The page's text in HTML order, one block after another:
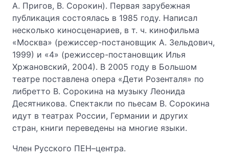
А. Пригов, В. Сорокин). Первая зарубежная
публикация состоялась в 1985 году. Написал
несколько киносценариев, в т. ч. кинофильма
«Москва» (режиссер-постановщик А. Зельдович,
1999) и «4» (режиссер-постановщик Илья
Хржановский, 2004). В 2005 году в Большом
театре поставлена опера «Дети Розенталя» по
либретто В. Сорокина на музыку Леонида
Десятникова. Спектакли по пьесам В. Сорокина
идут в театрах России, Германии и других
стран, книги переведены на многие языки.
Член Русского ПЕН–центра.